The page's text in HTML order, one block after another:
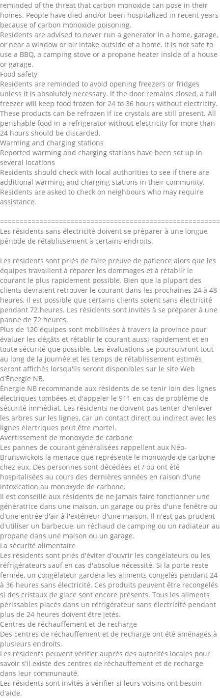
reminded of the threat that carbon monoxide can pose in their
homes. People have died and/or been hospitalized in recent years
because of carbon monoxide poisoning.
Residents are advised to never run a generator in a home, garage,
or near a window or air intake outside of a home. It is not safe to
use a BBQ, a camping stove or a propane heater inside of a house
or garage.
Food safety
Residents are reminded to avoid opening freezers or fridges
unless it is absolutely necessary. If the door remains closed, a full
freezer will keep food frozen for 24 to 36 hours without electricity.
These products can be refrozen if ice crystals are still present. All
perishable food in a refrigerator without electricity for more than
24 hours should be discarded.
Warming and charging stations
Reported warming and charging stations have been set up in
several locations
Residents should check with local authorities to see if there are
additional warming and charging stations in their community.
Residents are asked to check on neighbours who may require
assistance.
Les résidents sans électricité doivent se préparer à une longue
période de rétablissement à certains endroits.
Les résidents sont priés de faire preuve de patience alors que les
équipes travaillent à réparer les dommages et à rétablir le
courant le plus rapidement possible. Bien que la plupart des
clients devraient retrouver le courant dans les prochaines 24 à 48
heures, il est possible que certains clients soient sans électricité
pendant 72 heures. Les résidents sont invités à se préparer à une
panne de 72 heures.
Plus de 120 équipes sont mobilisées à travers la province pour
évaluer les dégâts et rétablir le courant aussi rapidement et en
toute sécurité que possible. Les évaluations se poursuivront tout
au long de la journée et les temps de rétablissement estimés
seront affichés lorsqu'ils seront disponibles sur le site Web
d'Énergie NB.
Énergie NB recommande aux résidents de se tenir loin des lignes
électriques tombées et d'appeler le 911 en cas de problème de
sécurité immédiat. Les résidents ne doivent pas tenter d'enlever
les arbres sur les lignes, car un contact direct ou indirect avec les
lignes électriques peut être mortel.
Avertissement de monoxyde de carbone
Les pannes de courant généralisées rappellent aux Néo-
Brunswickois la menace que représente le monoxyde de carbone
chez eux. Des personnes sont décédées et / ou ont été
hospitalisées au cours des dernières années en raison d'une
intoxication au monoxyde de carbone.
Il est conseillé aux résidents de ne jamais faire fonctionner une
génératrice dans une maison, un garage ou près d'une fenêtre ou
d'une entrée d'air à l'extérieur d'une maison. Il n'est pas prudent
d'utiliser un barbecue, un réchaud de camping ou un radiateur au
propane dans une maison ou un garage.
La sécurité alimentaire
Les résidents sont priés d'éviter d'ouvrir les congélateurs ou les
réfrigérateurs sauf en cas d'absolue nécessité. Si la porte reste
fermée, un congélateur gardera les aliments congelés pendant 24
à 36 heures sans électricité. Ces produits peuvent être recongelés
si des cristaux de glace sont encore présents. Tous les aliments
périssables placés dans un réfrigérateur sans électricité pendant
plus de 24 heures doivent être jetés.
Centres de réchauffement et de recharge
Des centres de réchauffement et de recharge ont été aménagés à
plusieurs endroits.
Les résidents peuvent vérifier auprès des autorités locales pour
savoir s'il existe des centres de réchauffement et de recharge
dans leur communauté.
Les résidents sont invités à vérifier si leurs voisins ont besoin
d'aide.